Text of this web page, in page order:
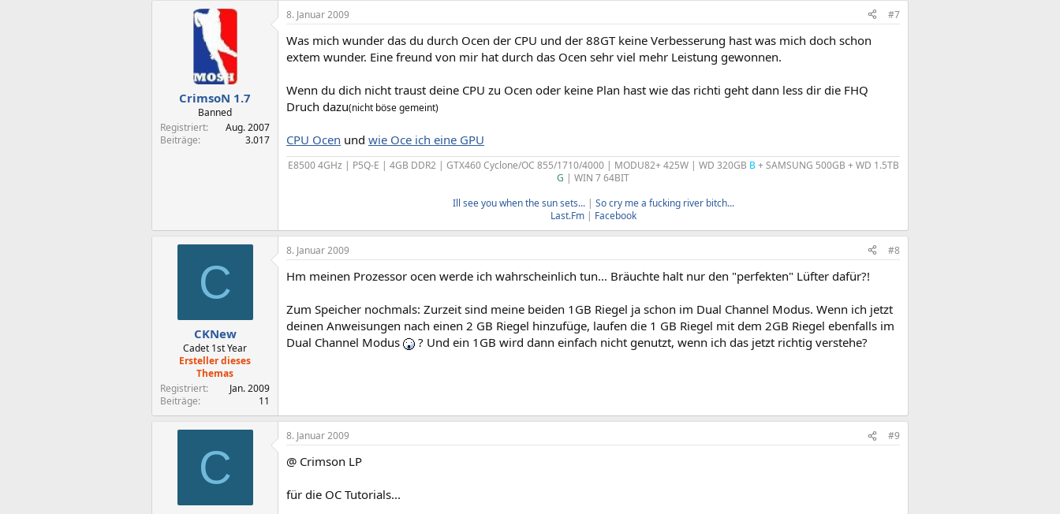
CrimsoN 1.7
Banned
Registriert
Aug. 2007
Beiträge
3.017
8. Januar 2009 #7
Was mich wunder das du durch Ocen der CPU und der 88GT keine Verbesserung hast was mich doch schon
extem wunder. Eine freund von mir hat durch das Ocen sehr viel mehr Leistung gewonnen.
Wenn du dich nicht traust deine CPU zu Ocen oder keine Plan hast wie das richti geht dann less dir die FHQ
Druch dazu(nicht böse gemeint)
CPU Ocen und wie Oce ich eine GPU
E8500 4GHz | P5Q-E | 4GB DDR2 | GTX460 Cyclone/OC 855/1710/4000 | MODU82+ 425W | WD 320GB B+ SAMSUNG 500GB + WD 1.5TB
G | WIN 7 64BIT
Ill see you when the sun sets...| So cry me a fucking river bitch...
Last.Fm| Facebook
C
CKNew
Cadet 1st Year
Ersteller dieses
Themas
Registriert
Jan. 2009
Beiträge
11
8. Januar 2009 #8
Hm meinen Prozessor ocen werde ich wahrscheinlich tun... Bräuchte halt nur den "perfekten" Lüfter dafür?!
Zum Speicher nochmals: Zurzeit sind meine beiden 1GB Riegel ja schon im Dual Channel Modus. Wenn ich jetzt
deinen Anweisungen nach einen 2 GB Riegel hinzufüge, laufen die 1 GB Riegel mit dem 2GB Riegel ebenfalls im
Dual Channel Modus
? Und ein 1GB wird dann einfach nicht genutzt, wenn ich das jetzt richtig verstehe?
C
8. Januar 2009 #9
@ Crimson LP
für die OC Tutorials...